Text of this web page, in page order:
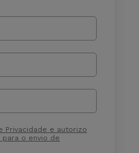
Privacidade e autorizo
o envio de